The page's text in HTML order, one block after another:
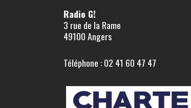
Radio G!
3 rue de la Rame
49100 Angers
Téléphone : 02 41 60 47 47